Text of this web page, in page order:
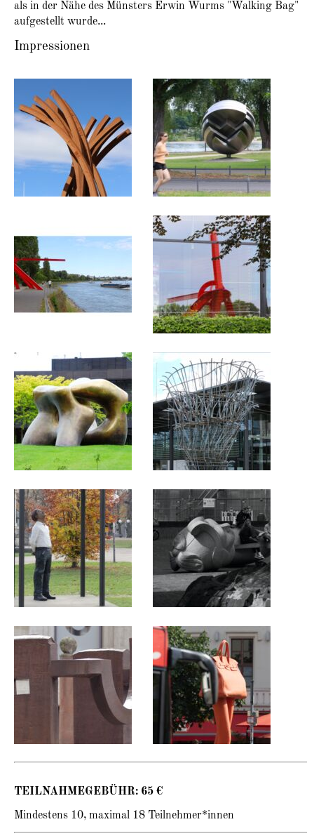
als in der Nähe des Münsters Erwin Wurms "Walking Bag"
aufgestellt wurde...
Impressionen
TEILNAHMEGEBÜHR: 65 €
Mindestens 10, maximal 18 Teilnehmer*innen